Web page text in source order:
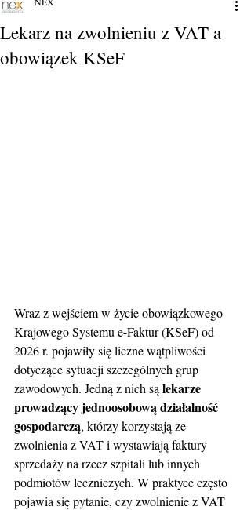
Lekarz na zwolnieniu z VAT a
obowiązek KSeF
Wraz z wejściem w życie obowiązkowego
Krajowego Systemu e-Faktur (KSeF) od
2026 r. pojawiły się liczne wątpliwości
dotyczące sytuacji szczególnych grup
zawodowych. Jedną z nich są lekarze
prowadzący jednoosobową działalność
gospodarczą, którzy korzystają ze
zwolnienia z VAT i wystawiają faktury
sprzedaży na rzecz szpitali lub innych
podmiotów leczniczych. W praktyce często
pojawia się pytanie, czy zwolnienie z VAT